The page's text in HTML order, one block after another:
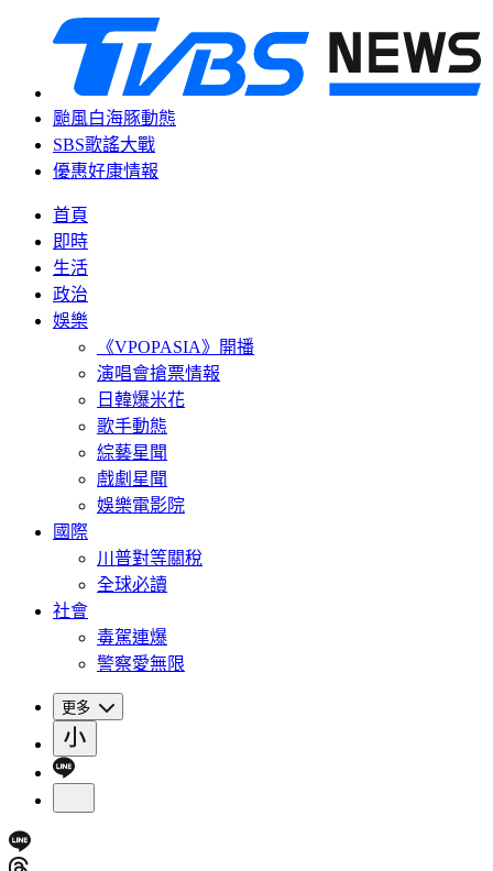
颱風白海豚動態
SBS歌謠大戰
優惠好康情報
首頁
即時
生活
政治
娛樂
《VPOPASIA》開播
演唱會搶票情報
日韓爆米花
歌手動態
綜藝星聞
戲劇星聞
娛樂電影院
國際
川普對等關稅
全球必讀
社會
毒駕連爆
警察愛無限
更多